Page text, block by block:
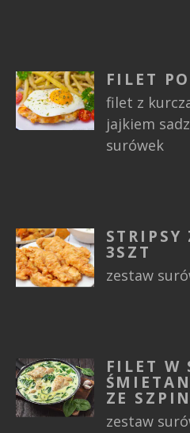
FILET
filet z
jajkiem
surówek
STRIPSY
3SZT
zestaw
FILET W
ZE
zestaw